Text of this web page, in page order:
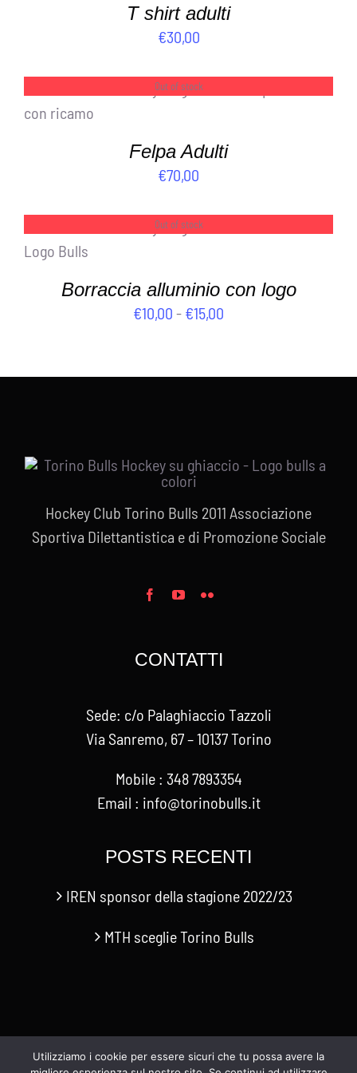
T shirt adulti
€30,00
Out of stock
DETTAGLI
Felpa Adulti
€70,00
Out of stock
DETTAGLI
Borraccia alluminio con logo
€10,00 - €15,00
€15,00
Hockey Club Torino Bulls 2011 Associazione
Sportiva Dilettantistica e di Promozione Sociale
CONTATTI
Sede: c/o Palaghiaccio Tazzoli
Via Sanremo, 67 – 10137 Torino
Mobile : 348 7893354
Email : info@torinobulls.it
POSTS RECENTI
IREN sponsor della stagione 2022/23
MTH sceglie Torino Bulls
Utilizziamo i cookie per essere sicuri che tu possa avere la